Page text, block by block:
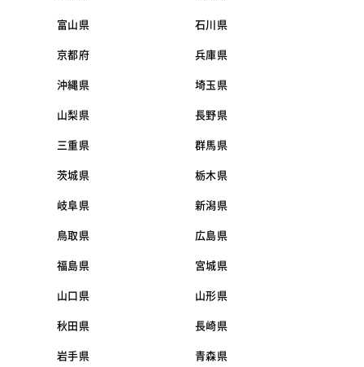
富山県 石川県
京都府 兵庫県
沖縄県 埼玉県
山梨県 長野県
三重県 群馬県
茨城県 栃木県
岐阜県 新潟県
鳥取県 広島県
福島県 宮城県
山口県 山形県
秋田県 長崎県
岩手県 青森県